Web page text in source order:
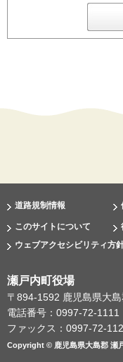
道路規制情報
このサイトについて
ウェブアクセシビリティ方
瀬戸内町役場
〒894-1592 鹿児島県大
電話番号：0997-72-1111
ファックス：0997-72-
Copyright © 鹿児島県大島郡 瀬